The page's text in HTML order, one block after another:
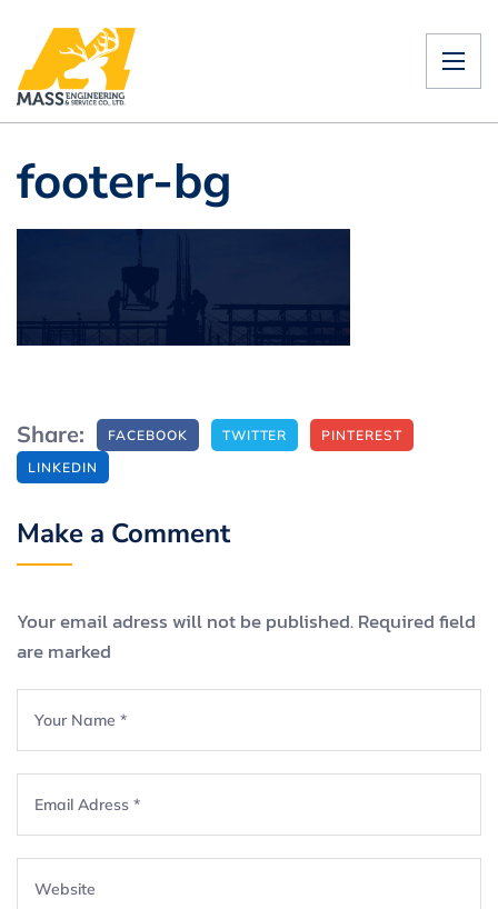
footer-bg
Share: FACEBOOK TWITTER
PINTEREST
LINKEDIN
Make a Comment
Your email adress will not be published. Required field
are marked